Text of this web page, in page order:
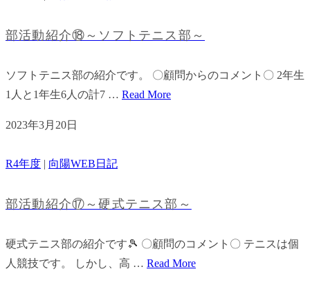
部活動紹介⑱～ソフトテニス部～
ソフトテニス部の紹介です。 〇顧問からのコメント〇 2年生
1人と1年生6人の計7 … Read More
2023年3月20日
R4年度 | 向陽WEB日記
部活動紹介⑰～硬式テニス部～
硬式テニス部の紹介です🎾 〇顧問のコメント〇 テニスは個
人競技です。 しかし、高 … Read More